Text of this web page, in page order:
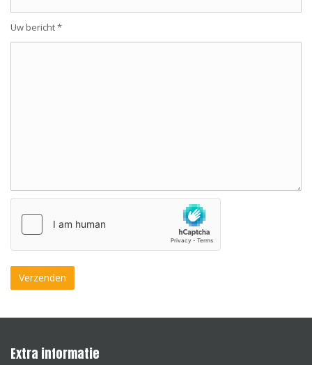
Uw bericht *
Extra informatie